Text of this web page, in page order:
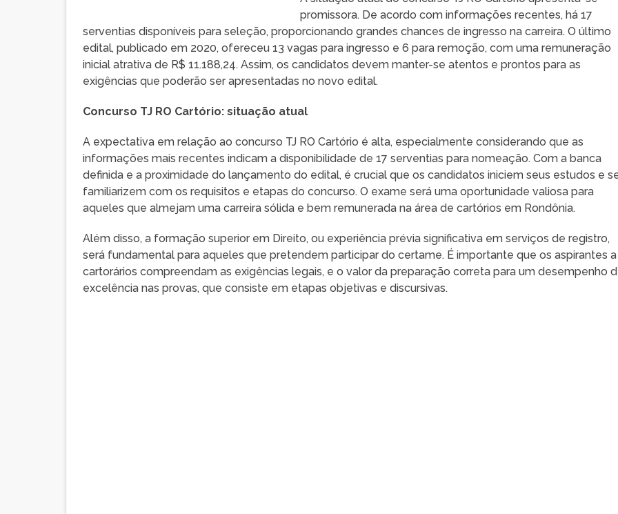
promissora. De acordo com informações recentes, há 17
serventias disponíveis para seleção, proporcionando grandes chances de ingresso na carreira. O último
edital, publicado em 2020, ofereceu 13 vagas para ingresso e 6 para remoção, com uma remuneração
inicial atrativa de R$ 11.188,24. Assim, os candidatos devem manter-se atentos e prontos para as
exigências que poderão ser apresentadas no novo edital.
Concurso TJ RO Cartório: situação atual
A expectativa em relação ao concurso TJ RO Cartório é alta, especialmente considerando que as
informações mais recentes indicam a disponibilidade de 17 serventias para nomeação. Com a banca
definida e a proximidade do lançamento do edital, é crucial que os candidatos iniciem seus estudos e
familiarizem com os requisitos e etapas do concurso. O exame será uma oportunidade valiosa para
aqueles que almejam uma carreira sólida e bem remunerada na área de cartórios em Rondônia.
Além disso, a formação superior em Direito, ou experiência prévia significativa em serviços de registro,
será fundamental para aqueles que pretendem participar do certame. É importante que os aspirantes a
cartorários compreendam as exigências legais, e o valor da preparação correta para um desempenho
excelência nas provas, que consiste em etapas objetivas e discursivas.